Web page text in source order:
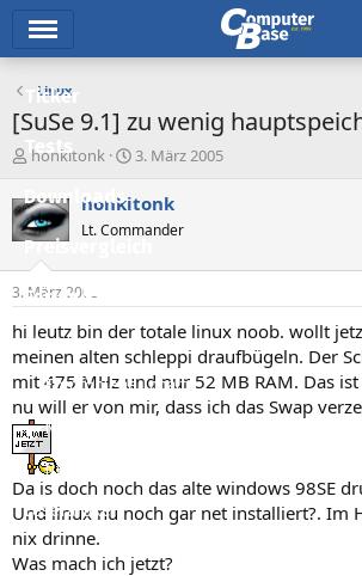
Ticker
Tests
Downloads
Preisvergleich
Forum
Aktuelles
Empfohlene Inhalte
Neue Beiträge
Neueste Aktivitäten
Leserartikel
Linux
[SuSe 9.1] zu wenig
E
s
t
e
l
e
r
honkitonk
E
s
e
t
a
m
3. März 2005
honkitonk
Lt. Commander
3. März 2005
hi leutz bin der totale linux noob. wollt
meinen alten schleppi draufbügeln. Der
mit 475 MHz und nur 52 MB RAM. Das
nu will er von mir, dass ich das Swap
Da is doch noch das alte windows 98SE
Und linux nu noch gar net installiert?. Im
nix drinne.
Was mach ich jetzt?